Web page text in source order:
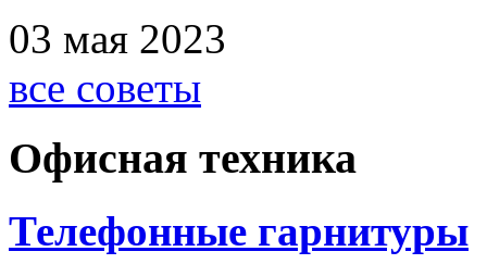
03 мая 2023
все советы
Офисная техника
Телефонные гарнитуры